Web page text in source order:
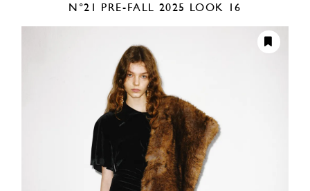
N°21 PRE-FALL 2025 LOOK 16